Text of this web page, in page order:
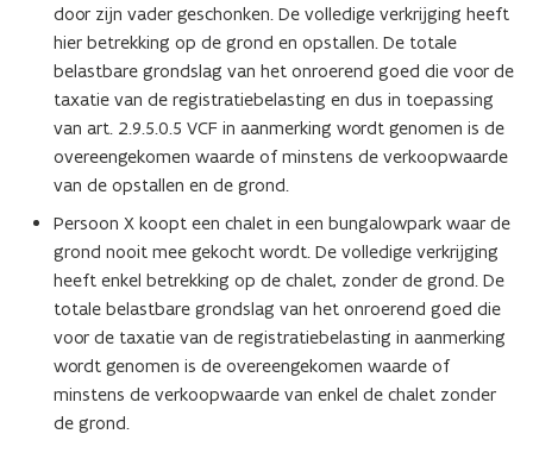
door zijn vader geschonken. De volledige verkrijging heeft
hier betrekking op de grond en opstallen. De totale
belastbare grondslag van het onroerend goed die voor de
taxatie van de registratiebelasting en dus in toepassing
van art. 2.9.5.0.5 VCF in aanmerking wordt genomen is de
overeengekomen waarde of minstens de verkoopwaarde
van de opstallen en de grond.
Persoon X koopt een chalet in een bungalowpark waar de
grond nooit mee gekocht wordt. De volledige verkrijging
heeft enkel betrekking op de chalet, zonder de grond. De
totale belastbare grondslag van het onroerend goed die
voor de taxatie van de registratiebelasting in aanmerking
wordt genomen is de overeengekomen waarde of
minstens de verkoopwaarde van enkel de chalet zonder
de grond.